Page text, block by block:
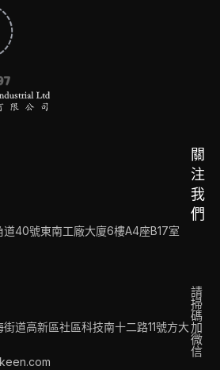
道40號東南工廠大廈6樓A4座B17室
道高新區社區科技南十二路11號方大
關
注
我
們
請
掃
碼
加
微
信